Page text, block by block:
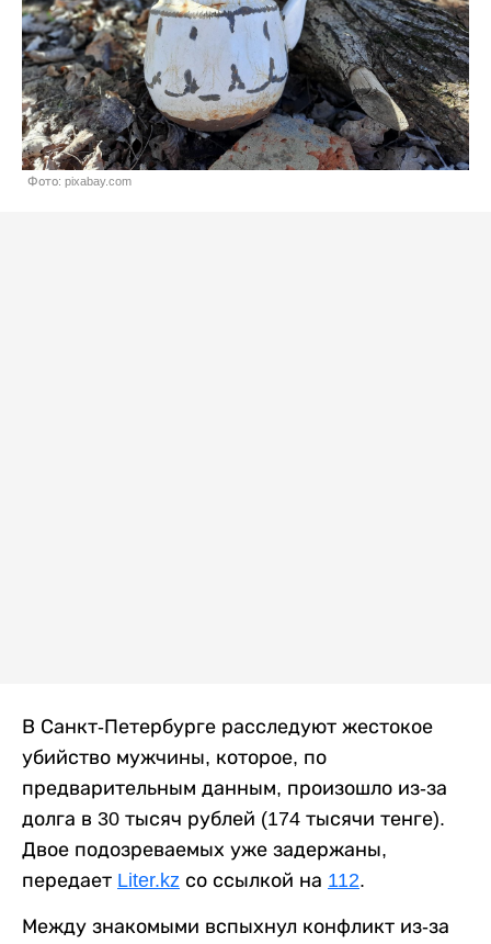
Фото: pixabay.com
В Санкт-Петербурге расследуют жестокое
убийство мужчины, которое, по
предварительным данным, произошло из-за
долга в 30 тысяч рублей (174 тысячи тенге).
Двое подозреваемых уже задержаны,
передает Liter.kz со ссылкой на 112.
Между знакомыми вспыхнул конфликт из-за